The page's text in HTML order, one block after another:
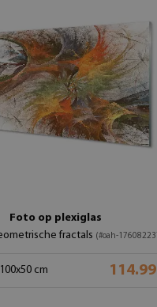
Foto op plexiglas
fractals (#oah-
cm